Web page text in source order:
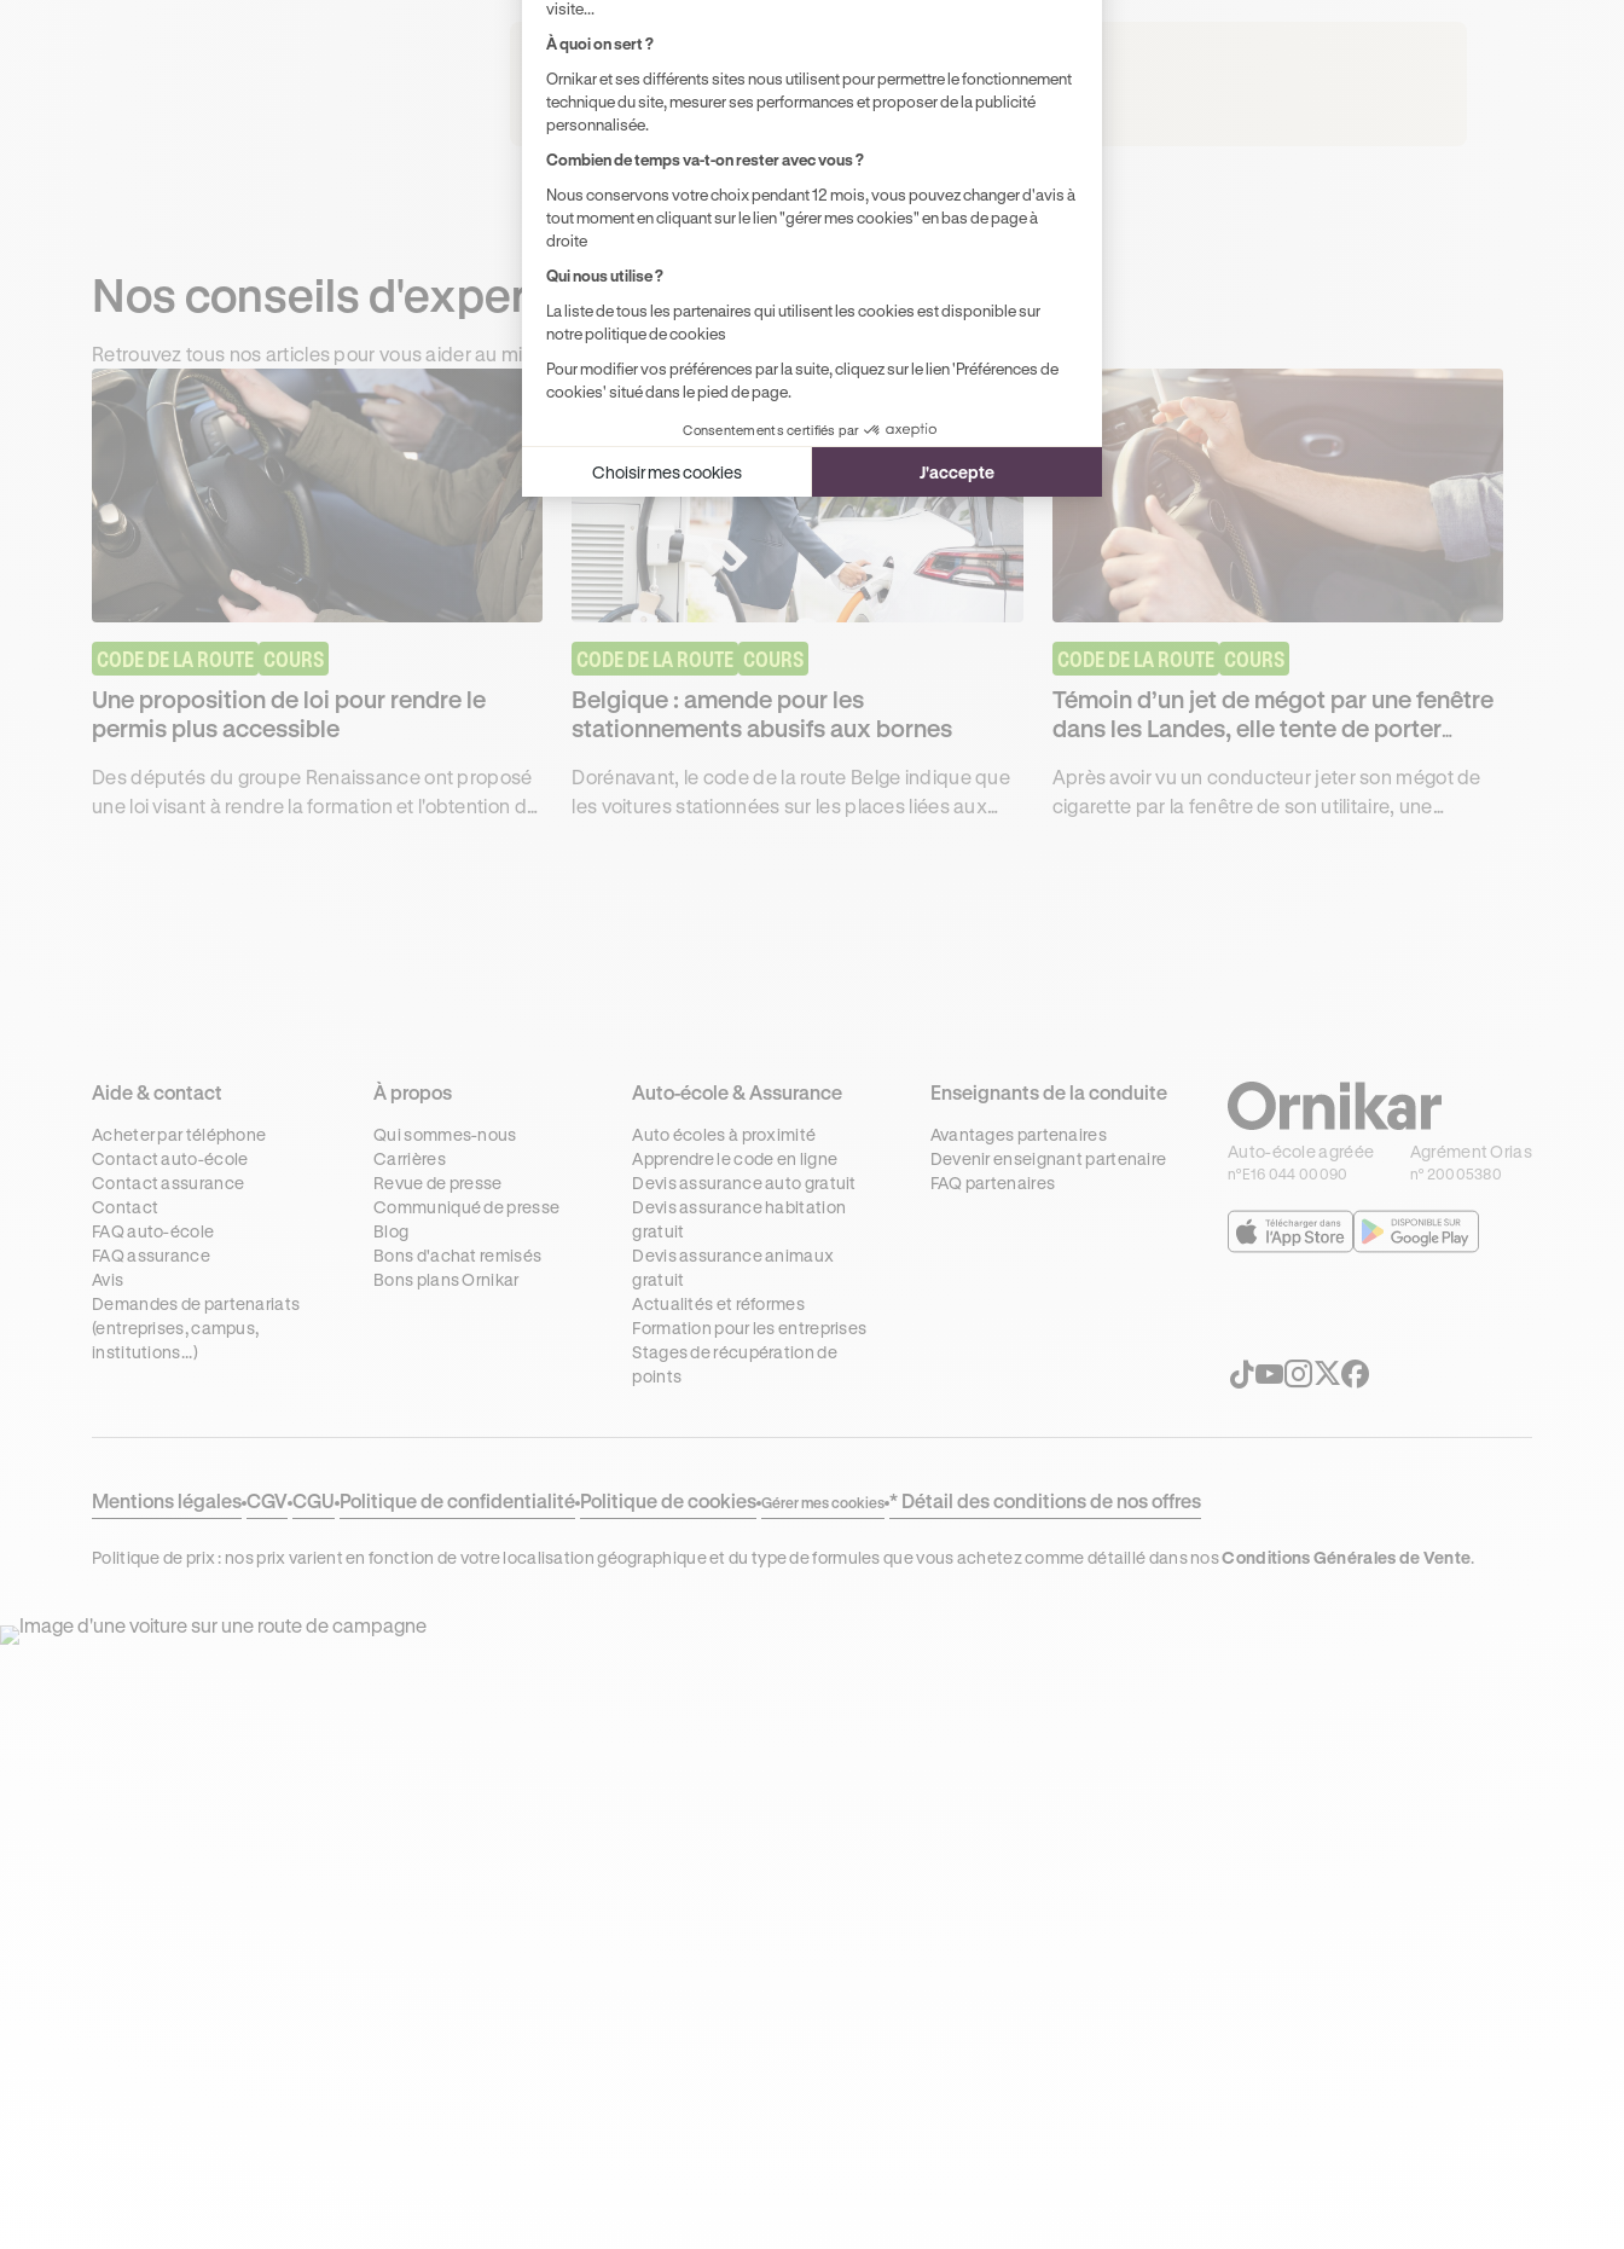
ChatGPT Gemini Claude Perplexity
Nos conseils d'experts
Retrouvez tous nos articles pour vous aider au mieux dans votre parcours
CODE DE LA ROUTE COURS
Une proposition de loi pour rendre le
permis plus accessible
Des députés du groupe Renaissance ont proposé
une loi visant à rendre la formation et l'obtention du
CODE DE LA ROUTE COURS
Belgique : amende pour les
stationnements abusifs aux bornes
Dorénavant, le code de la route Belge indique que
les voitures stationnées sur les places liées aux
CODE DE LA ROUTE COURS
Témoin d’un jet de mégot par une fenêtre
dans les Landes, elle tente de porter
Après avoir vu un conducteur jeter son mégot de
cigarette par la fenêtre de son utilitaire, une
Aide & contact
Acheter par téléphone
Contact auto-école
Contact assurance
Contact
FAQ auto-école
FAQ assurance
Avis
Demandes de partenariats
(entreprises, campus,
institutions...)
À propos
Qui sommes-nous
Carrières
Revue de presse
Communiqué de presse
Blog
Bons d'achat remisés
Bons plans Ornikar
Auto-école & Assurance
Auto écoles à proximité
Apprendre le code en ligne
Devis assurance auto gratuit
Devis assurance habitation
gratuit
Devis assurance animaux
gratuit
Actualités et réformes
Formation pour les entreprises
Stages de récupération de
points
Enseignants de la conduite
Avantages partenaires
Devenir enseignant partenaire
FAQ partenaires
Auto-école agréée
n°E16 044 00090
Agrément Orias
n° 20005380
Mentions légales CGV CGU Politique de confidentialité Politique de cookies Gérer mes cookies * Détail des conditions de nos offres
Politique de prix : nos prix varient en fonction de votre localisation géographique et du type de formules que vous achetez comme détaillé dans nosConditions Générales de Vente.
visite...
À quoi on sert ?
Ornikar et ses différents sites nous utilisent pour permettre le fonctionnement
technique du site, mesurer ses performances et proposer de la publicité
personnalisée.
Combien de temps va-t-on rester avec vous ?
Nous conservons votre choix pendant 12 mois, vous pouvez changer d'avis à
tout moment en cliquant sur le lien "gérer mes cookies" en bas de page à
droite
Qui nous utilise ?
La liste de tous les partenaires qui utilisent les cookies est disponible sur
notre politique de cookies
Pour modifier vos préférences par la suite, cliquez sur le lien 'Préférences de
cookies' situé dans le pied de page.
Consentements certifiés par
Choisir mes cookies J'accepte
Axeptio consent